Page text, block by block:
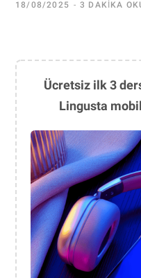
18/08/2025 3 DAKIKA
Ücretsiz ilk 3
Lingusta